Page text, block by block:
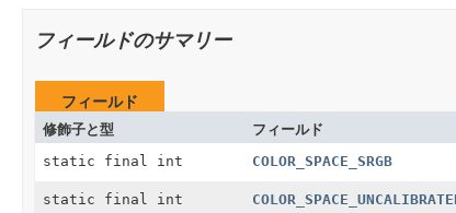
フィールドのサマリー
フィールド
修飾子と型 フィールド
static final int
COLOR_SPACE_SRGB
static final int